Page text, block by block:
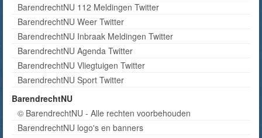
BarendrechtNU 112 Meldingen Twitter
BarendrechtNU Weer Twitter
BarendrechtNU Inbraak Meldingen Twitter
BarendrechtNU Agenda Twitter
BarendrechtNU Vliegtuigen Twitter
BarendrechtNU Sport Twitter
BarendrechtNU
© BarendrechtNU - Alle rechten voorbehouden
BarendrechtNU logo's en banners